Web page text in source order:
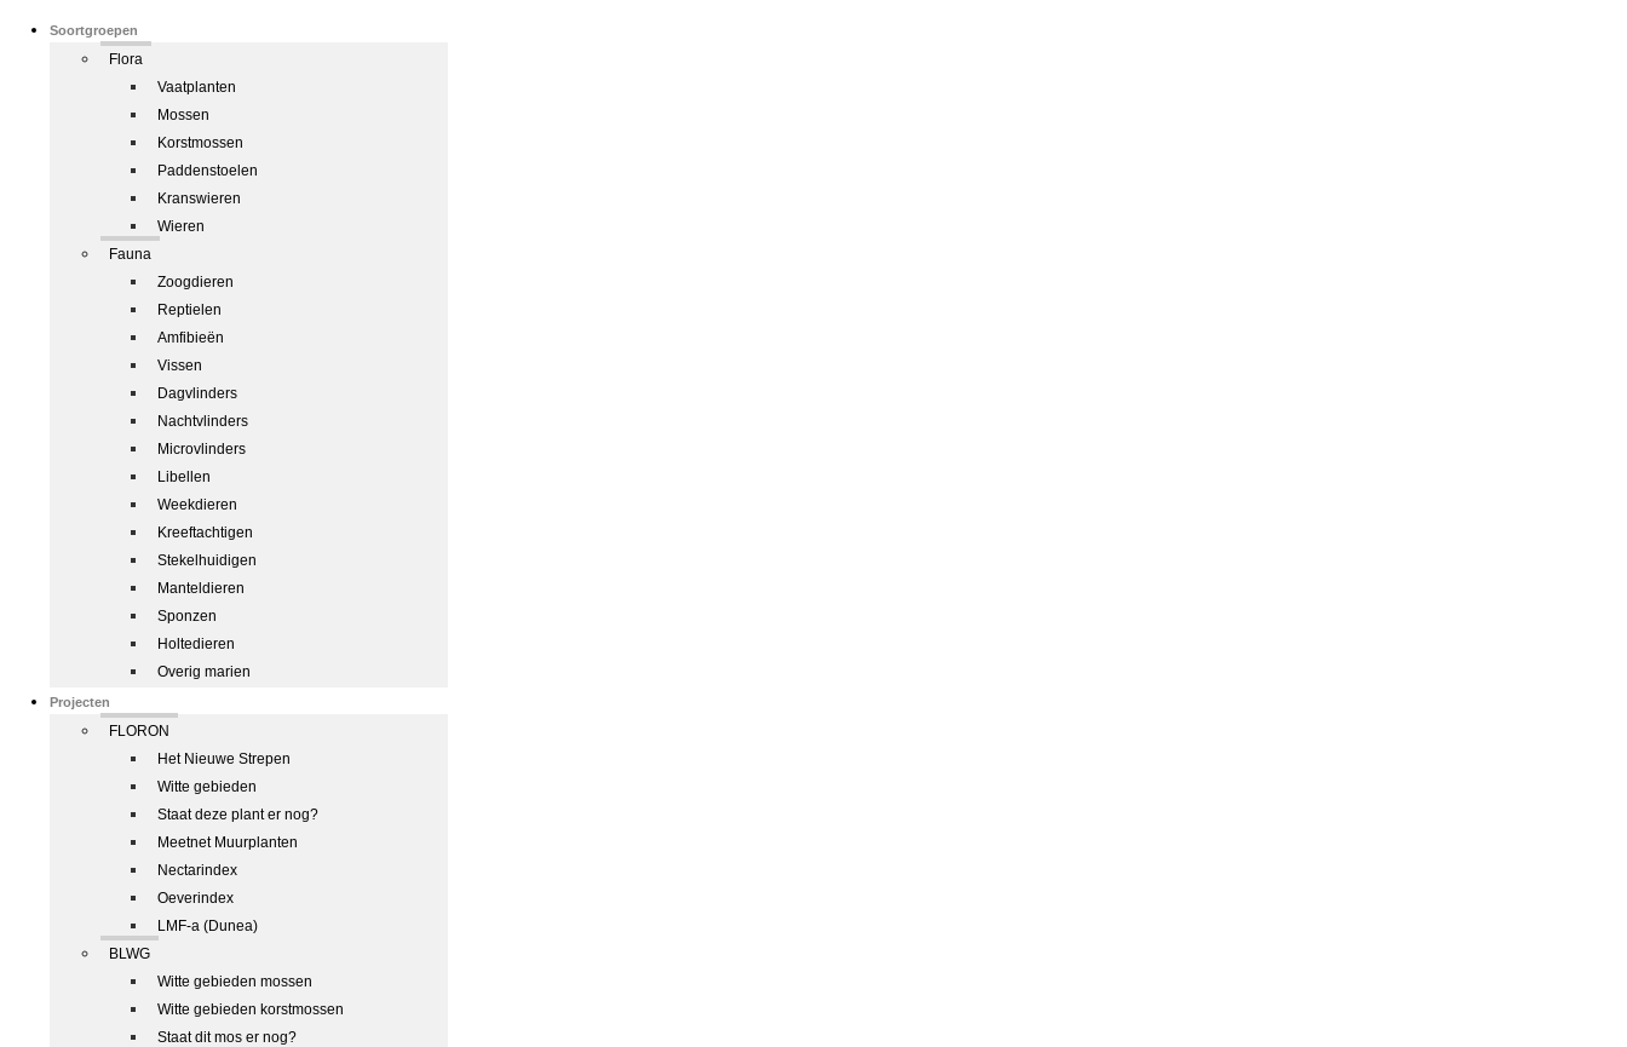
Soortgroepen
Flora
Vaatplanten
Mossen
Korstmossen
Paddenstoelen
Kranswieren
Wieren
Fauna
Zoogdieren
Reptielen
Amfibieën
Vissen
Dagvlinders
Nachtvlinders
Microvlinders
Libellen
Weekdieren
Kreeftachtigen
Stekelhuidigen
Manteldieren
Sponzen
Holtedieren
Overig marien
Projecten
FLORON
Het Nieuwe Strepen
Witte gebieden
Staat deze plant er nog?
Meetnet Muurplanten
Nectarindex
Oeverindex
LMF-a (Dunea)
BLWG
Witte gebieden mossen
Witte gebieden korstmossen
Staat dit mos er nog?